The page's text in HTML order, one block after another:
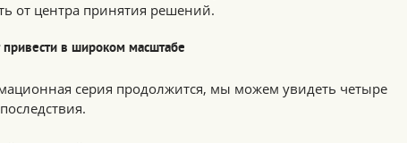
от центра принятия решений.
в широком масштабе
серия продолжится, мы можем увидеть четыре